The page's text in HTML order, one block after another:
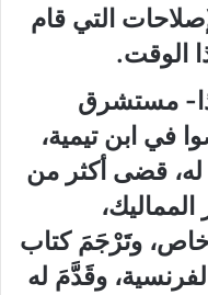
التي قام
الوقت.
مستشرق
في ابن تيمية،
له، قضى أكثر من
خاص، وتَرْجَمَ كتاب
وقَدَّمَ له